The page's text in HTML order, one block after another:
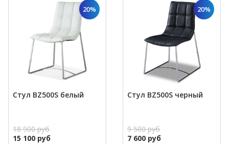
20%
Стул BZ500S белый
18 900 руб
15 100 руб
20%
Стул BZ500S черный
9 500 руб
7 600 руб